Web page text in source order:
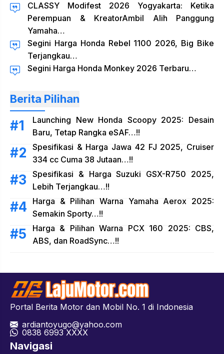
CLASSY Modifest 2026 Yogyakarta: Ketika
Perempuan & KreatorAmbil Alih Panggung
Yamaha…
Segini Harga Honda Rebel 1100 2026, Big Bike
Terjangkau…
Segini Harga Honda Monkey 2026 Terbaru…
Berita Pilihan
Launching New Honda Scoopy 2025: Desain
Baru, Tetap Rangka eSAF…!!
Spesifikasi & Harga Jawa 42 FJ 2025, Cruiser
334 cc Cuma 38 Jutaan…!!
Spesifikasi & Harga Suzuki GSX-R750 2025,
Lebih Terjangkau…!!
Harga & Pilihan Warna Yamaha Aerox 2025:
Semakin Sporty…!!
Harga & Pilihan Warna PCX 160 2025: CBS,
ABS, dan RoadSync…!!
Portal Berita Motor dan Mobil No. 1 di Indonesia
ardiantoyugo@yahoo.com
0838 6993 XXXX
Navigasi